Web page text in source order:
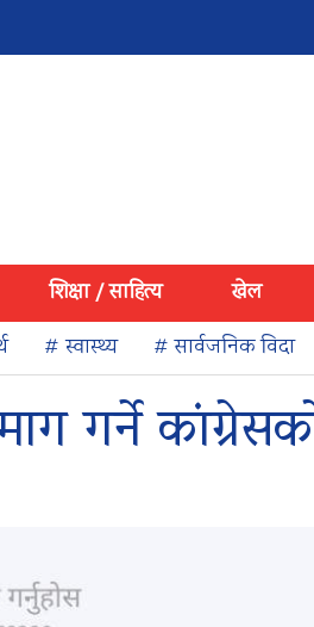
शिक्षा / साहित्य खेल
# स्वास्थ्य # सार्वजनिक विदा
गर्ने